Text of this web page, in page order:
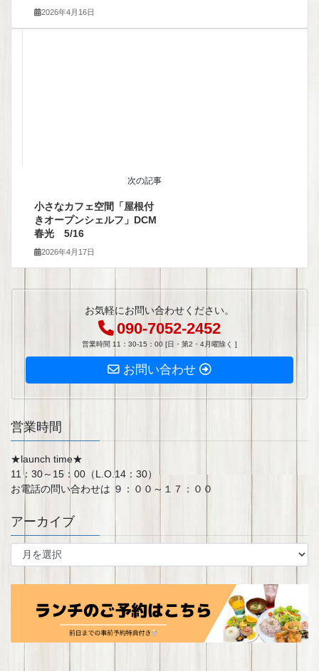
2026年4月16日
次の記事
小さなカフェ空間「屋根付
きオープンシェルフ」DCM
春光 5/16
2026年4月17日
お気軽にお問い合わせください。
090-7052-2452
営業時間 11：30-15：00 [日・第2・4月曜除く ]
お問い合わせ
営業時間
★launch time★
11：30～15：00（L.O.14：30）
お電話の問い合わせは ９：００～１７：００
アーカイブ
ア
イ